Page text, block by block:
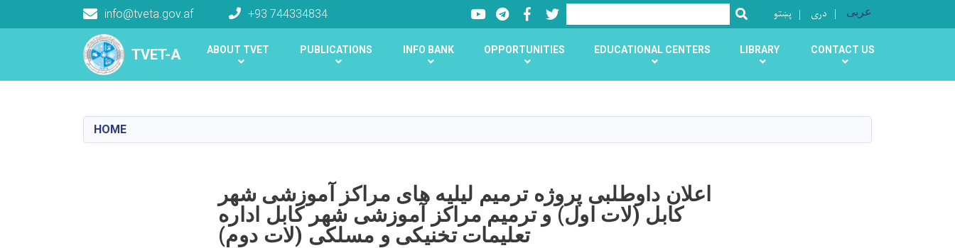
content
TVET-A
info@tveta.gov.af +93 744334834 YoutubeLinkedInFacebookTwitter
Search SEARCH
پښتو دری عربی
Main navigation
TVET-A ABOUT TVET PUBLICATIONS INFO BANK OPPORTUNITIES EDUCATIONAL CENTERS LIBRARY CONTACT US
HOME
اعلان داوطلبی پروژه ترمیم لیلیه های مراکز آموزشی شهر
کابل (لات اول) و ترمیم مراکز آموزشی شهر کابل اداره
تعلیمات تخنیکی و مسلکی (لات دوم)